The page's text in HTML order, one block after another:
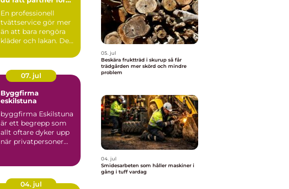
En professionell
tvättservice gör mer
än att bara rengöra
kläder och lakan. Den
07. jul
Byggfirma
eskilstuna
byggfirma Eskilstuna
är ett begrepp som
allt oftare dyker upp
när privatpersoner
04. jul
05. jul
Beskära fruktträd i skurup så får
trädgården mer skörd och mindre
problem
04. jul
Smidesarbeten som håller maskiner i
gång i tuff vardag